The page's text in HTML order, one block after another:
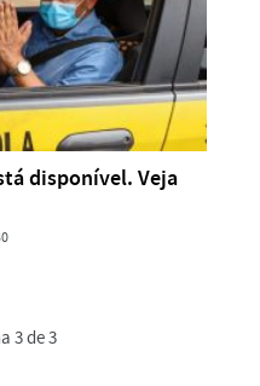
disponível. Veja
3 de 3